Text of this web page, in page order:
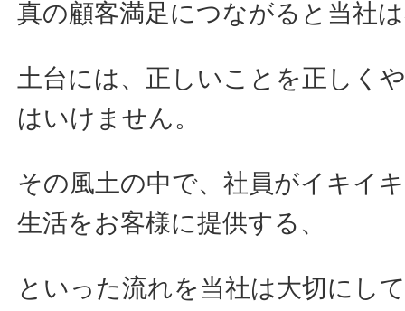
真の顧客満足につながると当社
土台には、正しいことを正しく
はいけません。
その風土の中で、社員がイキイ
生活をお客様に提供する、
といった流れを当社は大切にし